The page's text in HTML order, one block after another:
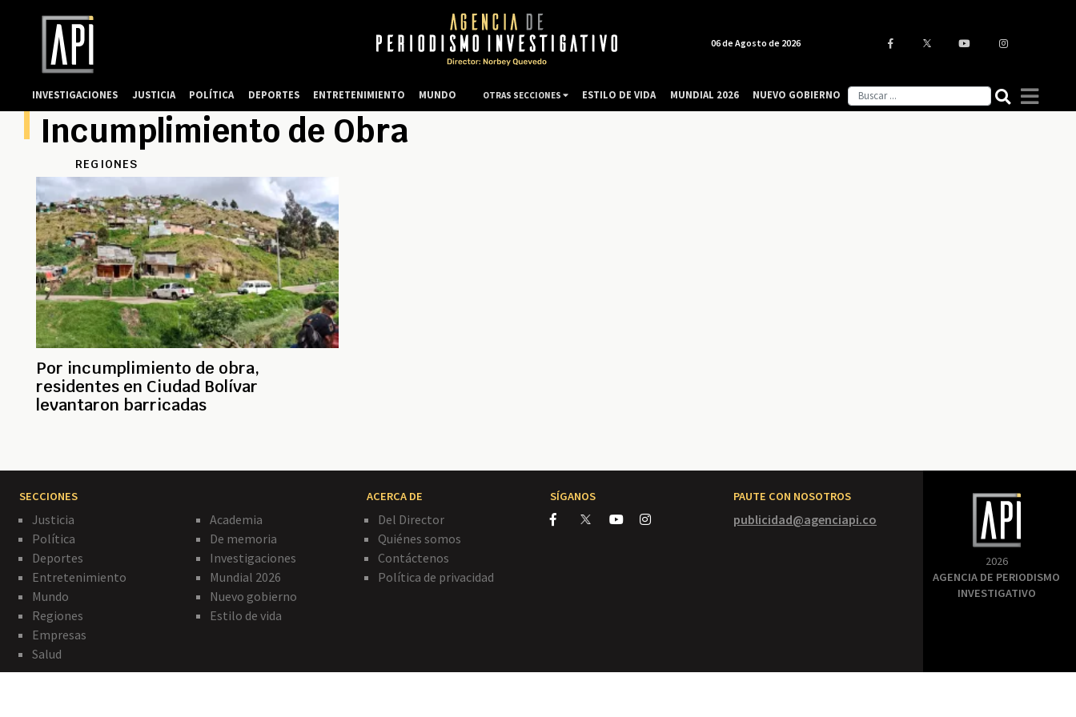
Incumplimiento de Obra
REGIONES
Por incumplimiento de obra,
residentes en Ciudad Bolívar
levantaron barricadas
SECCIONES
Justicia
Política
Deportes
Entretenimiento
Mundo
Regiones
Empresas
Salud
Academia
De memoria
Investigaciones
Mundial 2026
Nuevo gobierno
Estilo de vida
ACERCA DE
Del Director
Quiénes somos
Contáctenos
Política de privacidad
SÍGANOS PAUTE CON NOSOTROS
publicidad@agenciapi.co
2026
AGENCIA DE PERIODISMO
INVESTIGATIVO
06 de Agosto de 2026
INVESTIGACIONES JUSTICIA POLÍTICA DEPORTES ENTRETENIMIENTO MUNDO OTRAS SECCIONES ESTILO DE VIDA MUNDIAL 2026 NUEVO GOBIERNO